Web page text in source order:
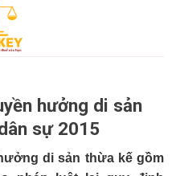
hưởng di sản
sự 2015
di sản thừa kếgồm